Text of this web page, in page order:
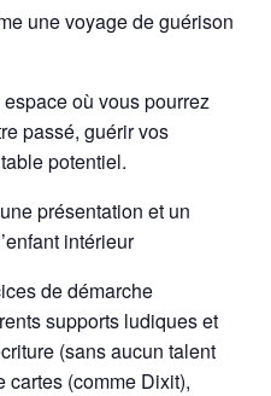
une voyage de guérison
où vous pourrez
passé, guérir vos
potentiel.
présentation et un
intérieur
de démarche
supports ludiques et
(sans aucun talent
cartes (comme Dixit),